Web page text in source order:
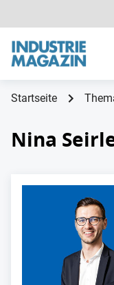
Startseite
Nina